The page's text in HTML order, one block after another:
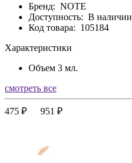
Бренд: NOTE
Доступность: В наличии
Код товара: 105184
Характеристики
Объем 3 мл.
смотреть все
475 ₽ 951 ₽